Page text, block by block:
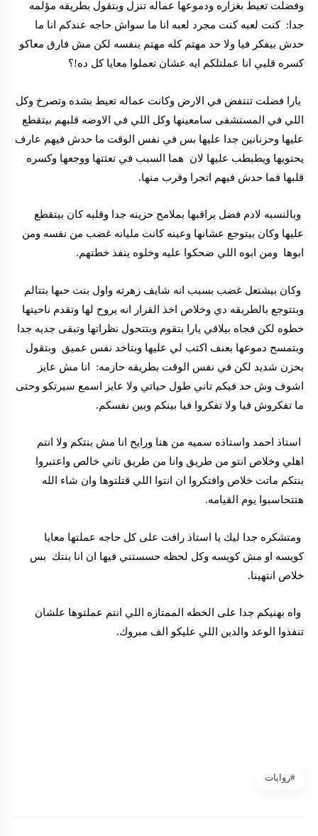
وفضلت تعيط بغزاره ودموعها عماله تنزل وبتقول بطريقه مؤلمه
جدا: كنت لعبه كنت مجرد لعبه انا ما سواش حاجه عندكم انا ما
حدش بيفكر فيا ولا حد مهتم كله مهتم بنفسه لكن مش فارق معاكو
كسره قلبي انا عملتلكم ايه عشان تعملوا معايا كل ده!؟
يارا فضلت تنتفض في الارض وكانت عماله تعيط بشده وتصرخ وكل
اللي في المستشفى سامعينها وكل اللي في الاوضه قلبهم بيتقطع
عليها وحزنانين جدا عليها بس في نفس الوقت ما حدش فيهم عارف
يحتويها ويطبطب عليها لان هما السبب في تعثتها ووجعها وكسره
قلبها فما حدش فيهم اتجرا وقرب منها.
وبالنسبه لادم فضل يراقبها بملامح حزينه جدا وقلبه كان بيتقطع
عليها وكان بيتوجع عشانها وعينه كانت مليانه غضب من نفسه ومن
ابوها ومن ابوه اللي ضحكوا عليه وخلوه ينفذ خطتهم.
وكان بيشتعل غضب بسبب انه شايف زهرته واول بنت حبها بتتالم
وبتتوجع بالطريقه دي وخلاص اخذ القرار انه يروح لها وتقدم ناحيتها
خطوه لكن فجاه بيلاقي يارا بتقوم وبتتحول نظراتها وتبقى جديه جدا
وبتمسح دموعها بعنف اكتب لي عليها وبتاخد نفس عميق وبتقول
بحزن شديد لكن في نفس الوقت بطريقه حازمه: انا مش عايز
اشوف وش حد فيكم تاني طول حياتي ولا عايز اسمع سيرتكو وحتى
ما تفكروش فيا ولا تفكروا فيا بينكم وبين نفسكم.
استاذ احمد واستاذه سميه من هنا ورايح انا مش بنتكم ولا انتم
اهلي وخلاص انتو من طريق وانا من طريق تاني خالص واعتبروا
بنتكم ماتت خلاص وافتكروا ان انتوا اللي قتلتوها وان شاء الله
هتتحاسبوا يوم القيامه.
ومتشكره جدا ليك يا استاذ رافت على كل حاجه عملتها معايا
كويسه او مش كويسه وكل لحظه حسستني فيها ان انا بنتك بس
خلاص انتهينا.
واه بهنيكم جدا على الخطه الممتازه اللي انتم عملتوها علشان
تنفذوا الوعد والدين اللي عليكو الف مبروك.
#روايات